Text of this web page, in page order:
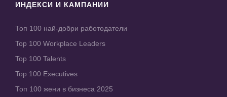
ИНДЕКСИ И КАМПАНИИ
Топ 100 най-добри работодатели
Top 100 Workplace Leaders
Top 100 Talents
Top 100 Executives
Топ 100 жени в бизнеса 2025